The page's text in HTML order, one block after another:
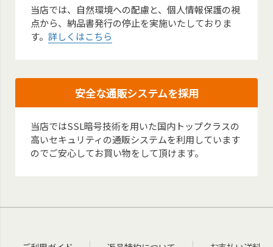
当店では、自然環境への配慮と、個人情報保護の視
点から、納品書発行の停止を実施いたしておりま
す。詳しくはこちら
安全な通販システムを採用
当店ではSSL暗号技術を用いた国内トップクラスの
高いセキュリティの通販システムを利用しています
のでご安心してお買い物をして頂けます。